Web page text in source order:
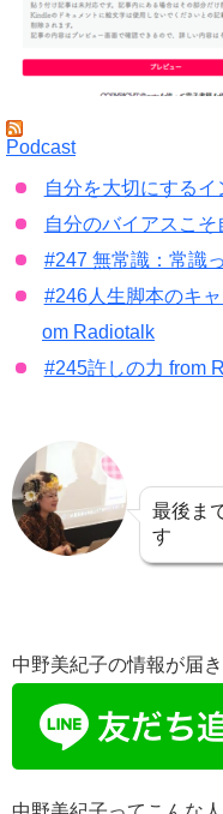
Podcast
自分を大切にする
自分のバイアスこ
#247 無常識：常識
#246人生脚本のキ
om Radiotalk
#245許しの力 from
最後ま
す
中野美紀子の情報が届き